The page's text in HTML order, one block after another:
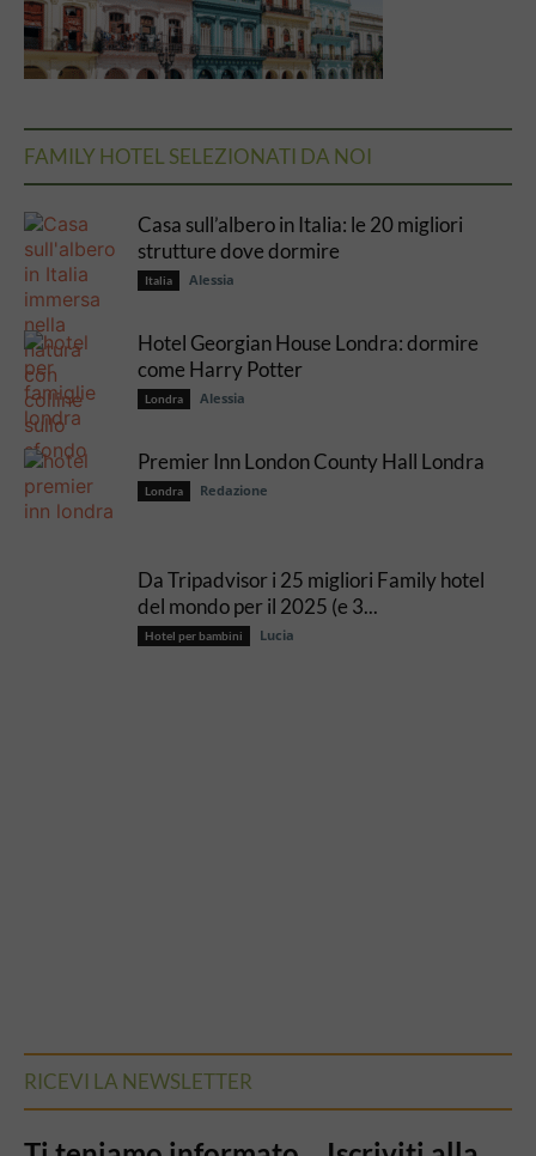
FAMILY HOTEL SELEZIONATI DA NOI
Casa sull’albero in Italia: le 20 migliori
strutture dove dormire
Italia Alessia
Hotel Georgian House Londra: dormire
come Harry Potter
Londra Alessia
Premier Inn London County Hall Londra
Londra Redazione
Da Tripadvisor i 25 migliori Family hotel
del mondo per il 2025 (e 3...
Hotel per bambini Lucia
RICEVI LA NEWSLETTER